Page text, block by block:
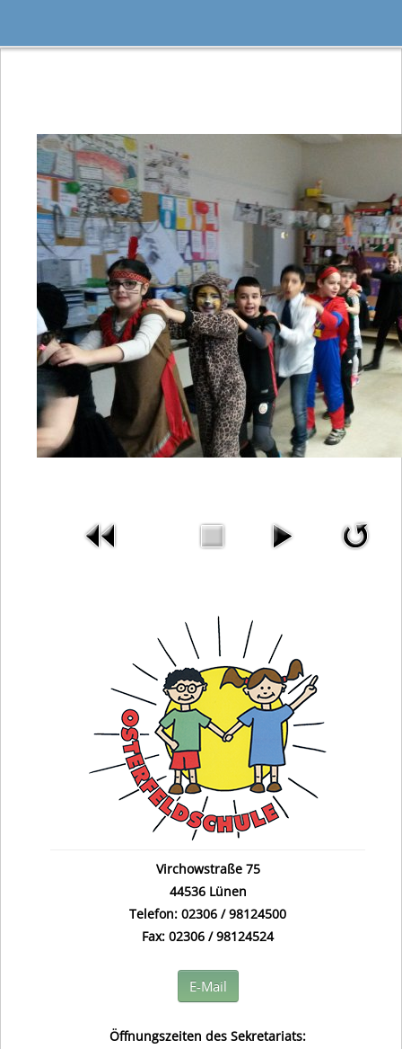
Virchowstraße 75
44536 Lünen
Telefon: 02306 / 98124500
Fax: 02306 / 98124524
E-Mail
Öffnungszeiten des Sekretariats: